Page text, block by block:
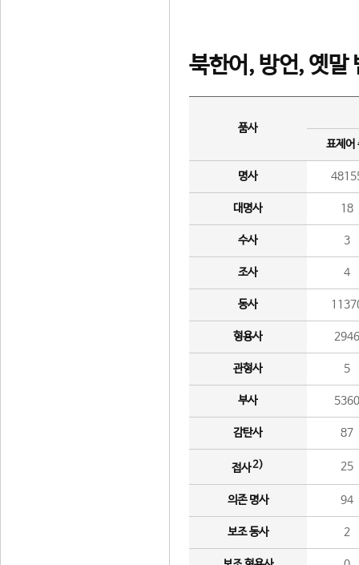
북한어, 방언, 옛말
품사
표제어
명사
대명사 18
수사 3
조사 4
동사
형용사 2946
관형사 5
부사 5360
감탄사 87
접사2) 25
의존 명사 94
보조 동사 2